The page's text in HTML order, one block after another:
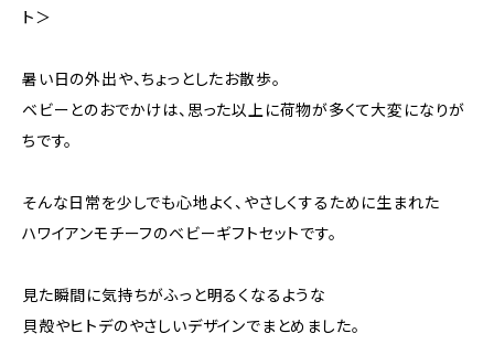
ト＞
暑い日の外出や、ちょっとしたお散歩。
ベビーとのおでかけは、思った以上に荷物が多くて大変になりが
ちです。
そんな日常を少しでも心地よく、やさしくするために生まれた
ハワイアンモチーフのベビーギフトセットです。
見た瞬間に気持ちがふっと明るくなるような
貝殻やヒトデのやさしいデザインでまとめました。